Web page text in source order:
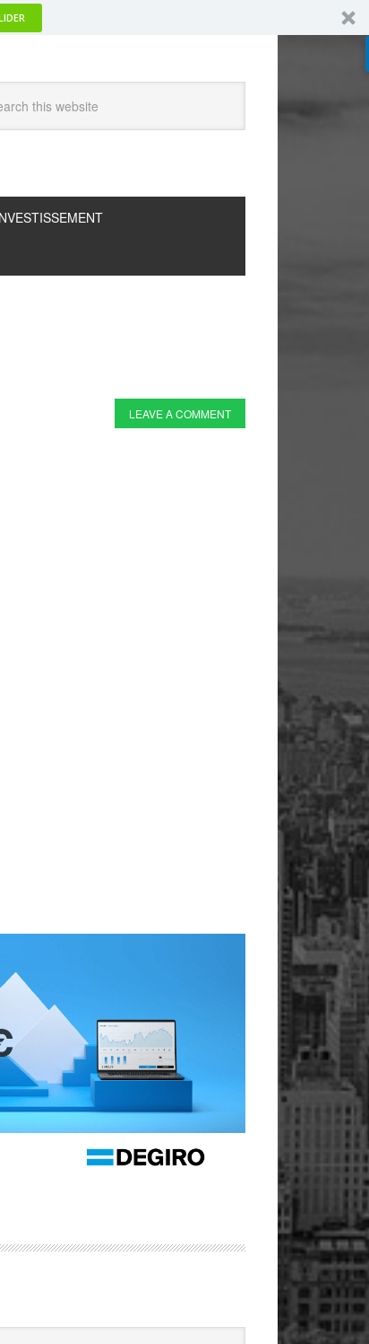
LEAVE A COMMENT